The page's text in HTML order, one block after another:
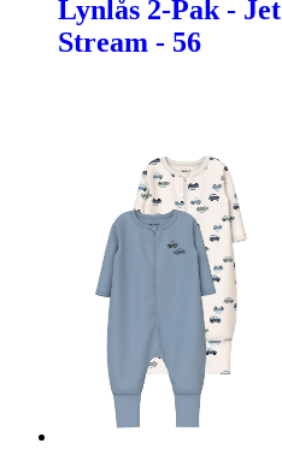
Lynlås 2-Pak - Jet
Stream - 56